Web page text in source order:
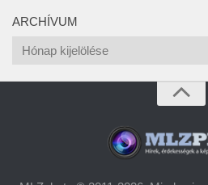
ARCHÍVUM
Archívum